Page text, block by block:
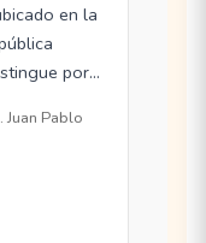
en la
por…
Juan Pablo